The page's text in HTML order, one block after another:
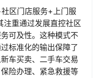
区门店服务+上门服
注重通过发展直控社区
可及性。这种模式不
标准化的输出保障了
车买卖、二手车交易
险办理、紧急救援等